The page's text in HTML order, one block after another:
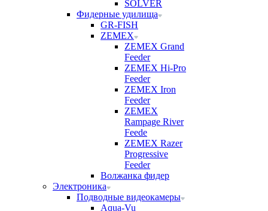
SOLVER
Фидерные удилища
GR-FISH
ZEMEX
ZEMEX Grand
Feeder
ZEMEX Hi-Pro
Feeder
ZEMEX Iron
Feeder
ZEMEX
Rampage River
Feede
ZEMEX Razer
Progressive
Feeder
Волжанка фидер
Электроника
Подводные видеокамеры
Aqua-Vu